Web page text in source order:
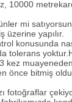
10000
mi
üzerine yapılır.
konusunda
tolerans
kez
önce bitmiş
fotoğraflar